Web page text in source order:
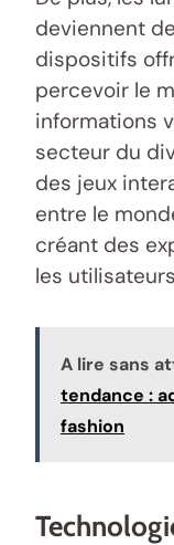
deviennent
dispositifs
percevoir le
informations
secteur du
des jeux
entre le
créant des
les
A lire sans
tendance :
fashion